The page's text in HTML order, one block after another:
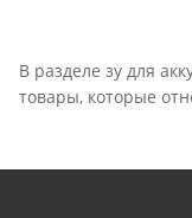
В разделе зу для
товары, которые